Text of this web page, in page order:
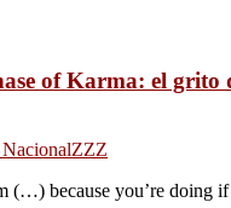
of Karma: el grito
ZZZ
(…) because you’re doing